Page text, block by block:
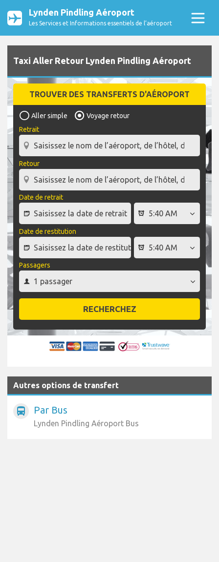
Lynden Pindling Aéroport
Les Services et Informations essentiels de l’aéroport
Taxi Aller Retour Lynden Pindling Aéroport
TROUVER DES TRANSFERTS D'AÉROPORT
Aller simple
Voyage retour
Retrait
Retour
Date de retrait
Date de restitution
Passagers
RECHERCHEZ
Autres options de transfert
directions_bus Par Bus
Lynden Pindling Aéroport Bus